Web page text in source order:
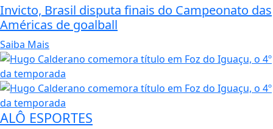
Invicto, Brasil disputa finais do Campeonato das
Américas de goalball
Saiba Mais
ALÔ ESPORTES